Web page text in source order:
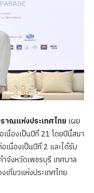
าณแห่งประเทศไทยเผย
นื่องเป็นปีที่ 21 โดยปีนี้สมา
นื่องเป็นปีที่ 2 และได้รับ
จังหวัดเพชรบุรี เทศบาล
เที่ยวแห่งประเทศไทย